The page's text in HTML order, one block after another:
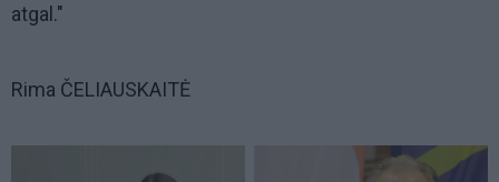
atgal."
Rima ČELIAUSKAITĖ